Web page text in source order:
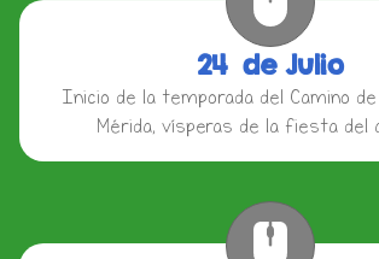
24 de Julio
Inicio de la temporada del Camino
Mérida, vísperas de la fiesta del